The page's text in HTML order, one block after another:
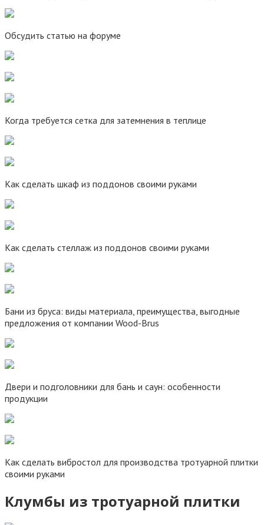
Обсудить статью на форуме
Когда требуется сетка для затемнения в теплице
Как сделать шкаф из поддонов своими руками
Как сделать стеллаж из поддонов своими руками
Бани из бруса: виды материала, преимущества, выгодные
предложения от компании Wood-Brus
Двери и подголовники для бань и саун: особенности
продукции
Как сделать вибростол для производства тротуарной плитки
своими руками
Клумбы из тротуарной плитки